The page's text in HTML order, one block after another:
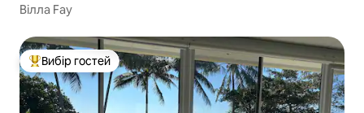
Вілла Fay
Топ вибір гостей
Вибір гостей